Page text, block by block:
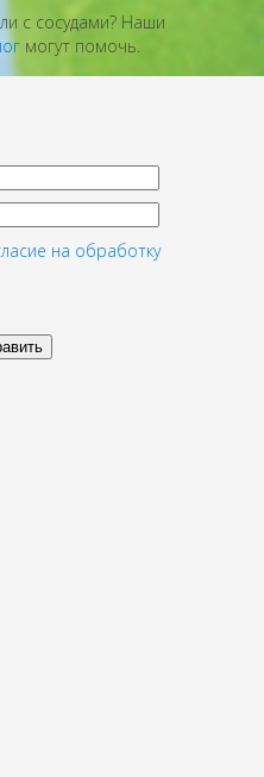
с сосудами? Наши
могут помочь.
на обработку